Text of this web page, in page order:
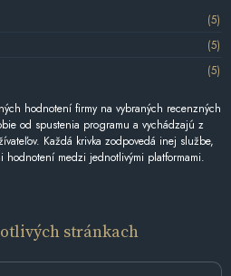
(5)
(5)
(5)
hodnotení firmy na vybraných recenzných
od spustenia programu a vychádzajú z
Každá krivka zodpovedá inej službe,
medzi jednotlivými platformami.
stránkach